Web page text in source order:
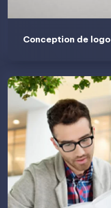
Conception de logo